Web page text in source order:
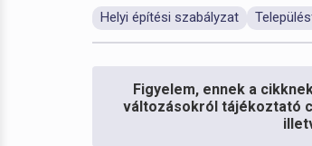
Helyi építési szabályzat
Figyelem, ennek a
változásokról tájékoztató